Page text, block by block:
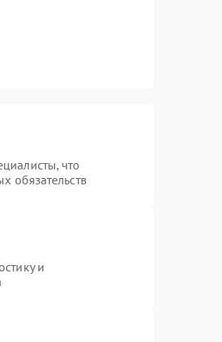
что
обязательств
и